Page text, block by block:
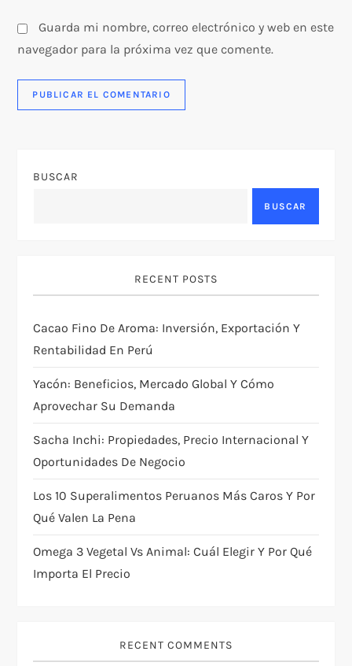
s
Guarda mi nombre, correo electrónico y web en este
navegador para la próxima vez que comente.
BUSCAR
BUSCAR
RECENT POSTS
Cacao Fino De Aroma: Inversión, Exportación Y
Rentabilidad En Perú
Yacón: Beneficios, Mercado Global Y Cómo
Aprovechar Su Demanda
Sacha Inchi: Propiedades, Precio Internacional Y
Oportunidades De Negocio
Los 10 Superalimentos Peruanos Más Caros Y Por
Qué Valen La Pena
Omega 3 Vegetal Vs Animal: Cuál Elegir Y Por Qué
Importa El Precio
RECENT COMMENTS